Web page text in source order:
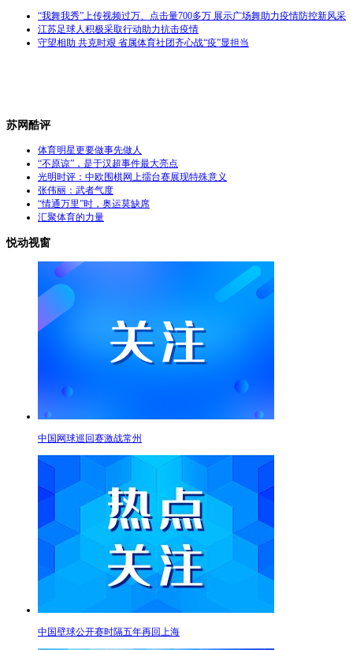
“我舞我秀”上传视频过万、点击量700多万 展示广场舞助力疫情防控新风采
江苏足球人积极采取行动助力抗击疫情
守望相助 共克时艰 省属体育社团齐心战“疫”显担当
苏网酷评
体育明星更要做事先做人
“不原谅”，是于汉超事件最大亮点
光明时评：中欧围棋网上擂台赛展现特殊意义
张伟丽：武者气度
“情通万里”时，奥运莫缺席
汇聚体育的力量
悦动视窗
中国网球巡回赛激战常州
中国壁球公开赛时隔五年再回上海